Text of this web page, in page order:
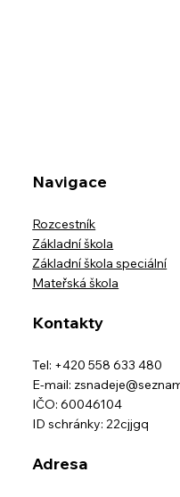
Navigace
Rozcestník
Základní škola
Základní škola speciální
Mateřská škola
Kontakty
Tel: +420 558 633 480
E-mail:
IČO: 60046104
ID schránky: 22cjjgq
Adresa